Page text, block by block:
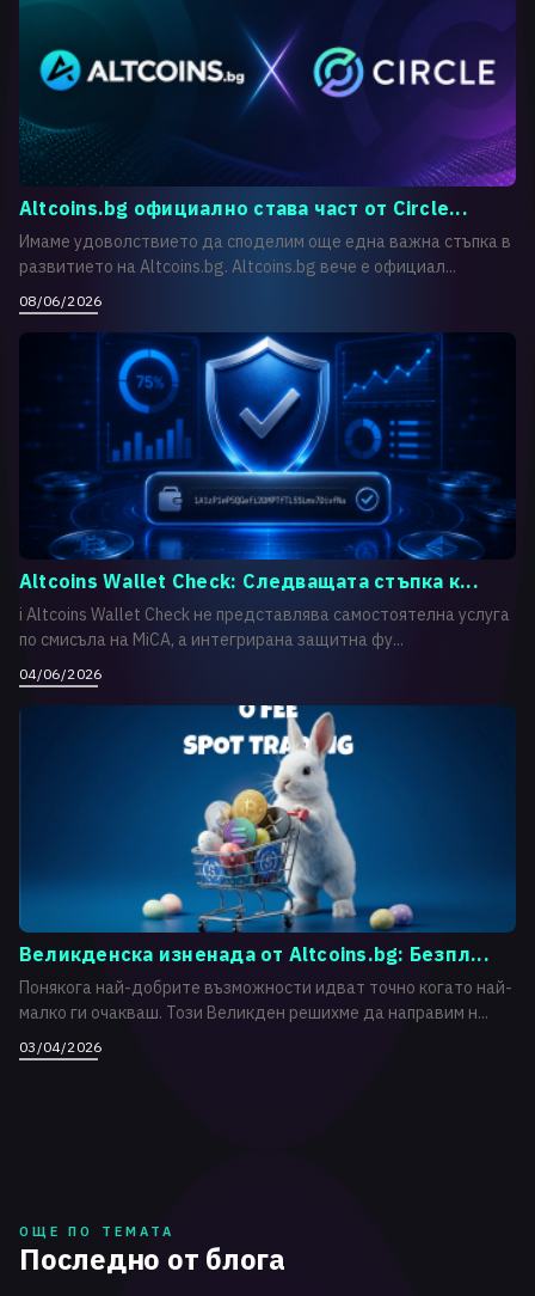
Altcoins.bg официално става част от Circle...
Имаме удоволствието да споделим още една важна стъпка в
развитието на Altcoins.bg. Altcoins.bg вече е официал...
08/06/2026
Altcoins Wallet Check: Следващата стъпка к...
i Altcoins Wallet Check не представлява самостоятелна услуга
по смисъла на MiCA, а интегрирана защитна фу...
04/06/2026
Великденска изненада от Altcoins.bg: Безпл...
Понякога най-добрите възможности идват точно когато най-
малко ги очакваш. Този Великден решихме да направим н...
03/04/2026
ОЩЕ ПО ТЕМАТА
Последно от блога